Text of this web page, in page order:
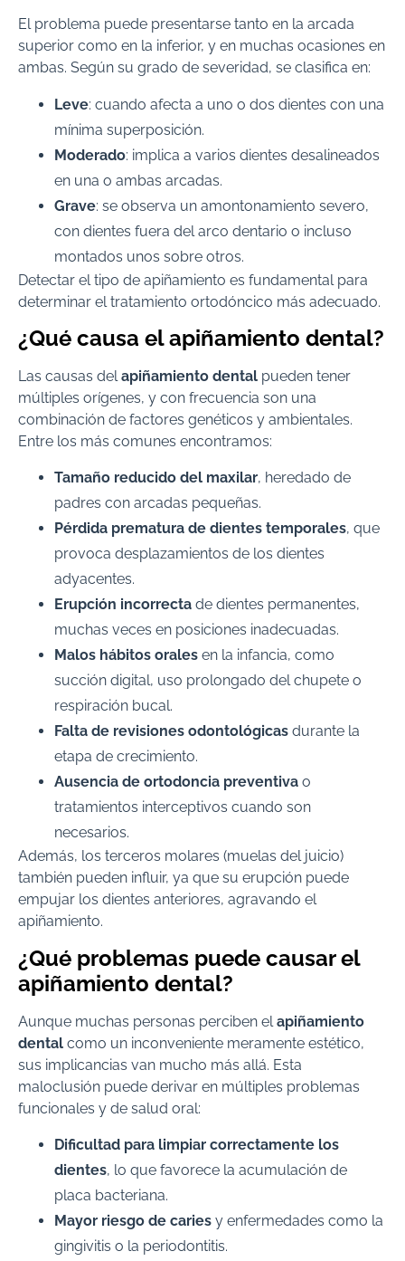
El problema puede presentarse tanto en la arcada
superior como en la inferior, y en muchas ocasiones en
ambas. Según su grado de severidad, se clasifica en:
Leve: cuando afecta a uno o dos dientes con una
mínima superposición.
Moderado: implica a varios dientes desalineados
en una o ambas arcadas.
Grave: se observa un amontonamiento severo,
con dientes fuera del arco dentario o incluso
montados unos sobre otros.
Detectar el tipo de apiñamiento es fundamental para
determinar el tratamiento ortodóncico más adecuado.
¿Qué causa el apiñamiento dental?
Las causas delapiñamiento dental pueden tener
múltiples orígenes, y con frecuencia son una
combinación de factores genéticos y ambientales.
Entre los más comunes encontramos:
Tamaño reducido del maxilar, heredado de
padres con arcadas pequeñas.
Pérdida prematura de dientes temporales, que
provoca desplazamientos de los dientes
adyacentes.
Erupción incorrecta de dientes permanentes,
muchas veces en posiciones inadecuadas.
Malos hábitos orales en la infancia, como
succión digital, uso prolongado del chupete o
respiración bucal.
Falta de revisiones odontológicas durante la
etapa de crecimiento.
Ausencia de ortodoncia preventiva o
tratamientos interceptivos cuando son
necesarios.
Además, los terceros molares (muelas del juicio)
también pueden influir, ya que su erupción puede
empujar los dientes anteriores, agravando el
apiñamiento.
¿Qué problemas puede causar el
apiñamiento dental?
Aunque muchas personas perciben el apiñamiento
dental como un inconveniente meramente estético,
sus implicancias van mucho más allá. Esta
maloclusión puede derivar en múltiples problemas
funcionales y de salud oral:
Dificultad para limpiar correctamente los
dientes, lo que favorece la acumulación de
placa bacteriana.
Mayor riesgo de caries y enfermedades como la
gingivitis o la periodontitis.